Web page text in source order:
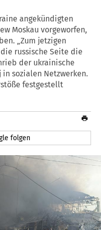
angekündigten
Moskau vorgeworfen,
„Zum jetzigen
russische Seite die
der ukrainische
sozialen Netzwerken.
festgestellt
folgen